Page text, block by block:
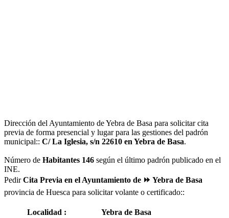
Dirección del Ayuntamiento de Yebra de Basa para solicitar cita
previa de forma presencial y lugar para las gestiones del padrón
municipal:: C/ La Iglesia, s/n 22610 en Yebra de Basa.
Número de Habitantes 146 según el último padrón publicado en el
INE.
PedirCita Previa en el Ayuntamiento de ⏩ Yebra de Basa
provincia de Huesca para solicitar volante o certificado::
Localidad : Yebra de Basa